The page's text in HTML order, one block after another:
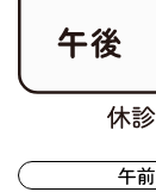
午前